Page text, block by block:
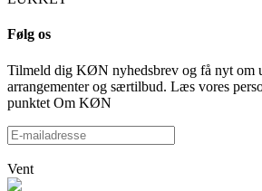
Følg os
Tilmeld dig KØN nyhedsbrev og få nyt om
arrangementer og særtilbud. Læs vores
punktet Om KØN
Vent